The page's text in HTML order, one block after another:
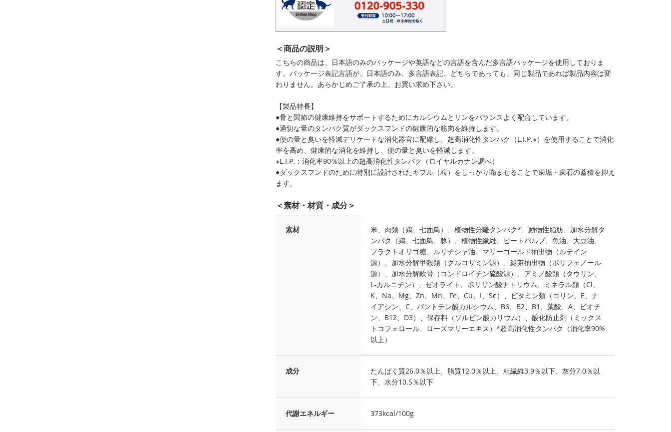
＜商品の説明＞
こちらの商品は、日本語のみのパッケージや英語などの言語を含んだ多言語パッケージを使用しておりま
す。パッケージ表記言語が、日本語のみ、多言語表記、どちらであっても、同じ製品であれば製品内容は変
わりません。あらかじめご了承の上、お買い求め下さい。
【製品特長】
●骨と関節の健康維持をサポートするためにカルシウムとリンをバランスよく配合しています。
●適切な量のタンパク質がダックスフンドの健康的な筋肉を維持します。
●便の量と臭いを軽減デリケートな消化器官に配慮し、超高消化性タンパク（L.I.P.※）を使用することで消化
率を高め、健康的な消化を維持し、便の量と臭いを軽減します。
※L.I.P.：消化率90％以上の超高消化性タンパク（ロイヤルカナン調べ）
●ダックスフンドのために特別に設計されたキブル（粒）をしっかり噛ませることで歯垢・歯石の蓄積を抑え
ます。
＜素材・材質・成分＞
素材
米、肉類（鶏、七面鳥）、植物性分離タンパク*、動物性脂肪、加水分解タ
ンパク（鶏、七面鳥、豚）、植物性繊維、ビートパルプ、魚油、大豆油、
フラクトオリゴ糖、ルリチシャ油、マリーゴールド抽出物（ルテイン
源）、加水分解甲殻類（グルコサミン源）、緑茶抽出物（ポリフェノール
源）、加水分解軟骨（コンドロイチン硫酸源）、アミノ酸類（タウリン、
L-カルニチン）、ゼオライト、ポリリン酸ナトリウム、ミネラル類（Cl、
K、Na、Mg、Zn、Mn、Fe、Cu、I、Se）、ビタミン類（コリン、E、ナ
イアシン、C、パントテン酸カルシウム、B6、B2、B1、葉酸、A、ビオチ
ン、B12、D3）、保存料（ソルビン酸カリウム）、酸化防止剤（ミックス
トコフェロール、ローズマリーエキス）*超高消化性タンパク（消化率90%
以上）
成分
たんぱく質26.0％以上、脂質12.0％以上、粗繊維3.9％以下、灰分7.0％以
下、水分10.5％以下
代謝エネルギー 373kcal/100g